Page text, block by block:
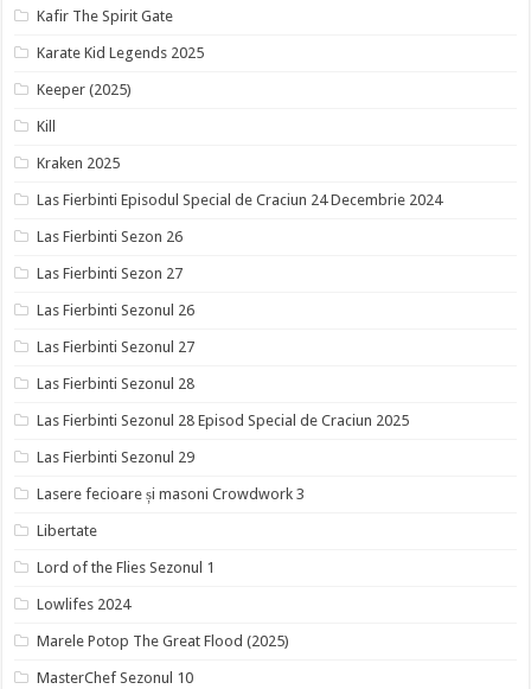
Kafir The Spirit Gate
Karate Kid Legends 2025
Keeper (2025)
Kill
Kraken 2025
Las Fierbinti Episodul Special de Craciun 24 Decembrie 2024
Las Fierbinti Sezon 26
Las Fierbinti Sezon 27
Las Fierbinti Sezonul 26
Las Fierbinti Sezonul 27
Las Fierbinti Sezonul 28
Las Fierbinti Sezonul 28 Episod Special de Craciun 2025
Las Fierbinti Sezonul 29
Lasere fecioare și masoni Crowdwork 3
Libertate
Lord of the Flies Sezonul 1
Lowlifes 2024
Marele Potop The Great Flood (2025)
MasterChef Sezonul 10